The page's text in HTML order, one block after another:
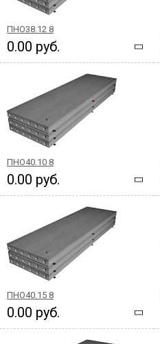
ПНО38.12 8
0.00 руб.
ПНО40.10 8
0.00 руб.
ПНО40.15 8
0.00 руб.